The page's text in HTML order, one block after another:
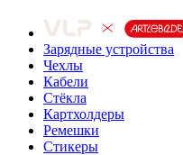
Зарядные устройства
Чехлы
Кабели
Cтёкла
Картхолдеры
Ремешки
Стикеры